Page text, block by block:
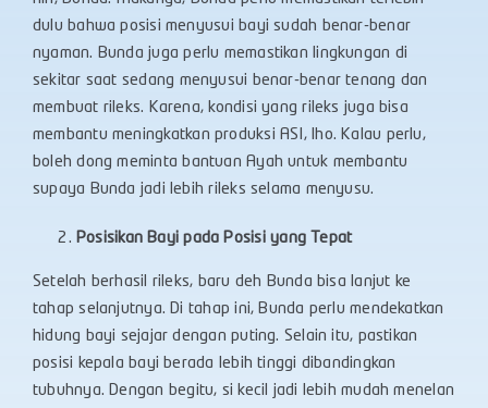
dulu bahwa posisi menyusui bayi sudah benar-benar
nyaman. Bunda juga perlu memastikan lingkungan di
sekitar saat sedang menyusui benar-benar tenang dan
membuat rileks. Karena, kondisi yang rileks juga bisa
membantu meningkatkan produksi ASI, lho. Kalau perlu,
boleh dong meminta bantuan Ayah untuk membantu
supaya Bunda jadi lebih rileks selama menyusu.
Posisikan Bayi pada Posisi yang Tepat
Setelah berhasil rileks, baru deh Bunda bisa lanjut ke
tahap selanjutnya. Di tahap ini, Bunda perlu mendekatkan
hidung bayi sejajar dengan puting. Selain itu, pastikan
posisi kepala bayi berada lebih tinggi dibandingkan
tubuhnya. Dengan begitu, si kecil jadi lebih mudah menelan